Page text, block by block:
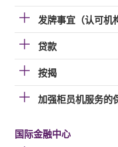
发牌事宜（认可机
贷款
按揭
加强柜员机服务的
国际金融中心